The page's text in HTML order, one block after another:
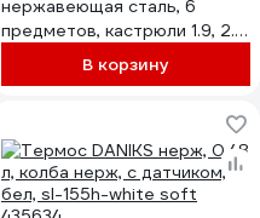
нержавеющая сталь, 6
предметов, кастрюли 1.9, 2.9,
3.9 л, индукция, модерн
серый, sd-6n 294429
В корзину